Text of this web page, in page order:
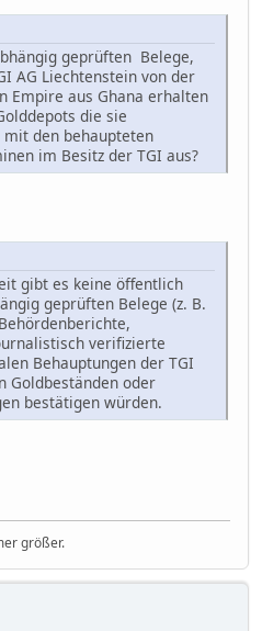
geprüften Belege,
AG Liechtenstein von der
Empire aus Ghana erhalten
die sie
den behaupteten
im Besitz der TGI aus?
gibt es keine öffentlich
geprüften Belege (z. B.
verifizierte
Behauptungen der TGI
Goldbeständen oder
bestätigen würden.
größer.